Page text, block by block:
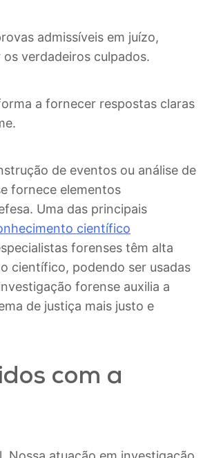
admissíveis em juízo,
verdadeiros culpados.
a fornecer respostas claras
de eventos ou análise de
fornece elementos
Uma das principais
científico
forenses têm alta
científico, podendo ser usadas
forense auxilia a
de justiça mais justo e
com a